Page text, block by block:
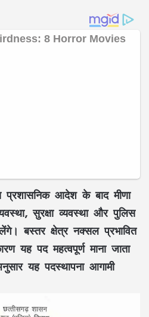
प्रशासनिक आदेश के बाद मीणा
सुरक्षा व्यवस्था और पुलिस
बस्तर क्षेत्र नक्सल प्रभावित
यह पद महत्वपूर्ण माना जाता
यह पदस्थापना आगामी